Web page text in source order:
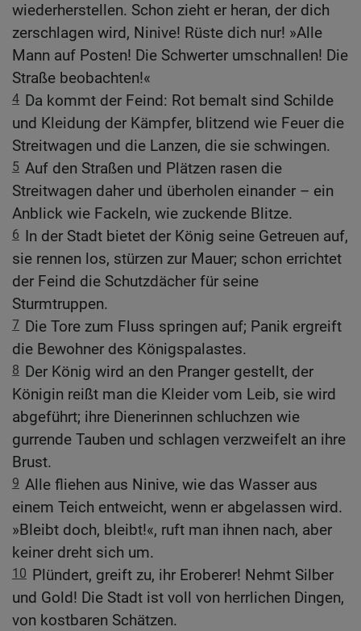
wiederherstellen. Schon zieht er heran, der dich
zerschlagen wird, Ninive! Rüste dich nur! »Alle
Mann auf Posten! Die Schwerter umschnallen! Die
Straße beobachten!«
4 Da kommt der Feind: Rot bemalt sind Schilde
und Kleidung der Kämpfer, blitzend wie Feuer die
Streitwagen und die Lanzen, die sie schwingen.
5 Auf den Straßen und Plätzen rasen die
Streitwagen daher und überholen einander – ein
Anblick wie Fackeln, wie zuckende Blitze.
6 In der Stadt bietet der König seine Getreuen auf,
sie rennen los, stürzen zur Mauer; schon errichtet
der Feind die Schutzdächer für seine
Sturmtruppen.
7 Die Tore zum Fluss springen auf; Panik ergreift
die Bewohner des Königspalastes.
8 Der König wird an den Pranger gestellt, der
Königin reißt man die Kleider vom Leib, sie wird
abgeführt; ihre Dienerinnen schluchzen wie
gurrende Tauben und schlagen verzweifelt an ihre
Brust.
9 Alle fliehen aus Ninive, wie das Wasser aus
einem Teich entweicht, wenn er abgelassen wird.
»Bleibt doch, bleibt!«, ruft man ihnen nach, aber
keiner dreht sich um.
10 Plündert, greift zu, ihr Eroberer! Nehmt Silber
und Gold! Die Stadt ist voll von herrlichen Dingen,
von kostbaren Schätzen.